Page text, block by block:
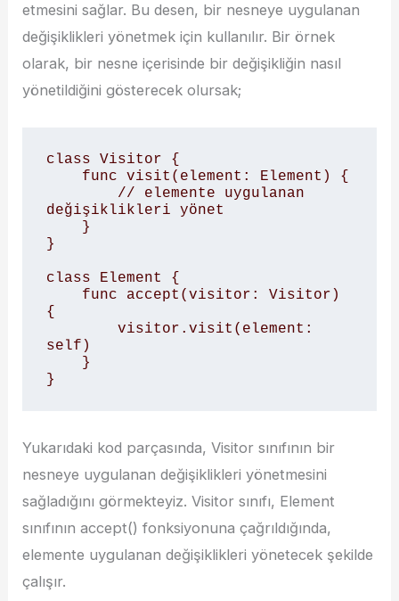
etmesini sağlar. Bu desen, bir nesneye uygulanan
değişiklikleri yönetmek için kullanılır. Bir örnek
olarak, bir nesne içerisinde bir değişikliğin nasıl
yönetildiğini gösterecek olursak;
class Visitor {
değişiklikleri yönet
}
class Element {
{
self)
}
Yukarıdaki kod parçasında, Visitor sınıfının bir
nesneye uygulanan değişiklikleri yönetmesini
sağladığını görmekteyiz. Visitor sınıfı, Element
sınıfının accept() fonksiyonuna çağrıldığında,
elemente uygulanan değişiklikleri yönetecek şekilde
çalışır.